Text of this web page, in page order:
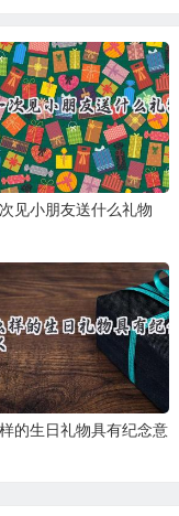
见小朋友送什么礼物
的生日礼物具有纪念意